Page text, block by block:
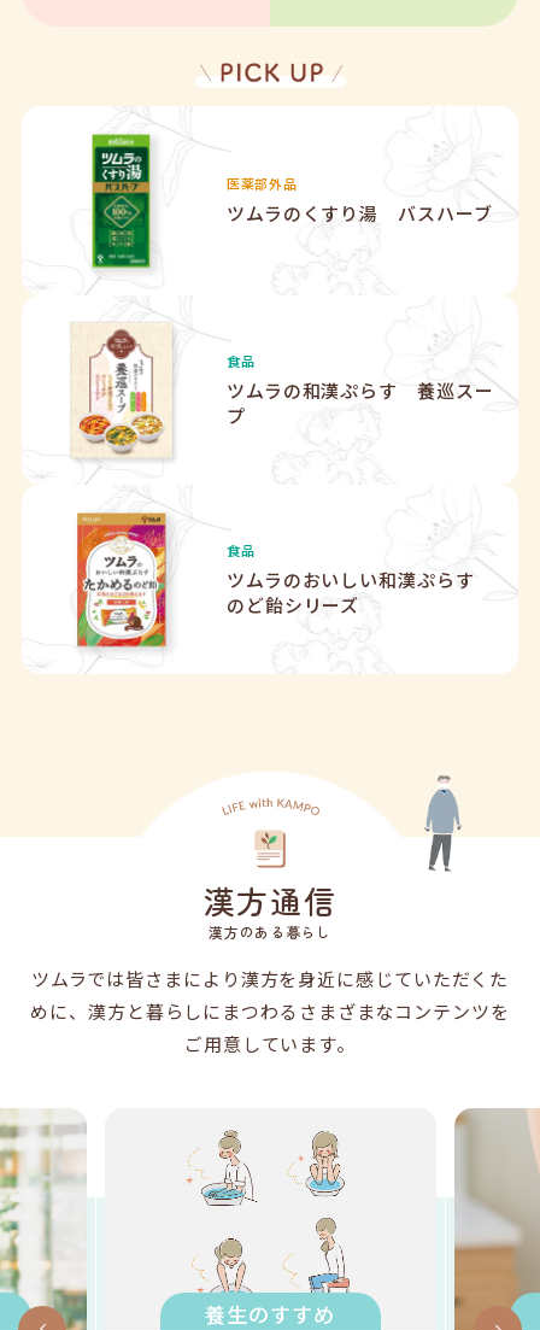
医薬部外品
ツムラのくすり湯 バスハーブ
食品
ツムラの和漢ぷらす
養巡スー
プ
食品
ツムラのおいしい和漢ぷらす
のど飴シリーズ
漢方通信
漢方のある暮らし
ツムラでは皆さまにより漢方を身近に感じていただくた
めに、 漢方と暮らしにまつわるさまざまなコンテンツを
ご用意しています。
養生のすすめ